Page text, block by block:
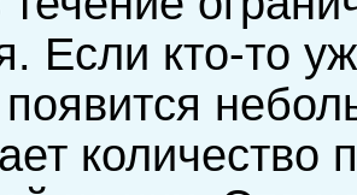
Если кто-то
количество